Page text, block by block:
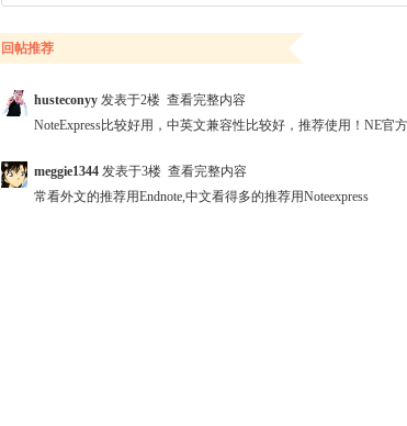
回帖推荐
husteconyy 发表于2楼 查看完整内容
NoteExpress比较好用，中英文兼容性比较好，推荐使用！NE官
meggie1344 发表于3楼 查看完整内容
常看外文的推荐用Endnote,中文看得多的推荐用Noteexpress